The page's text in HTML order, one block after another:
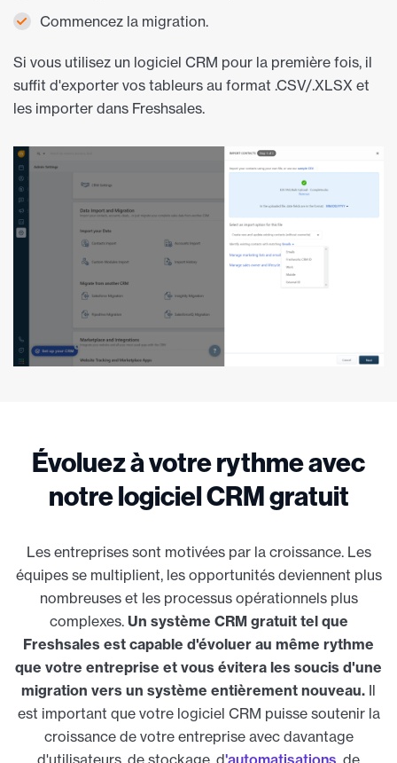
Commencez la migration.
Si vous utilisez un logiciel CRM pour la première fois, il
suffit d'exporter vos tableurs au format .CSV/.XLSX et
les importer dans Freshsales.
Évoluez à votre rythme avec
notre logiciel CRM gratuit
Les entreprises sont motivées par la croissance. Les
équipes se multiplient, les opportunités deviennent plus
nombreuses et les processus opérationnels plus
complexes. Un système CRM gratuit tel que
Freshsales est capable d'évoluer au même rythme
que votre entreprise et vous évitera les soucis d'une
migration vers un système entièrement nouveau. Il
est important que votre logiciel CRM puisse soutenir la
croissance de votre entreprise avec davantage
d'utilisateurs, de stockage, d'automatisations , de